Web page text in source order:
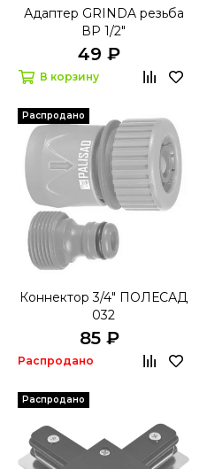
Адаптер GRINDA резьба
ВР 1/2"
49 ₽
В корзину
Распродано
Коннектор 3/4" ПОЛЕСАД
032
85 ₽
Распродано
Распродано